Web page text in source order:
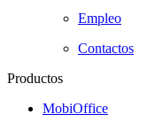
Empleo
Contactos
Productos
MobiOffice